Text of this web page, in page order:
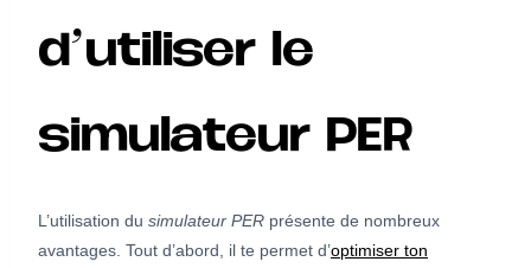
d’utiliser le
simulateur PER
L’utilisation du simulateur PER présente de nombreux
avantages. Tout d’abord, il te permet d’optimiser ton